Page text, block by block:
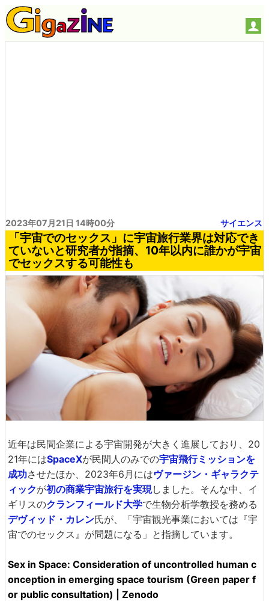
2023年07月21日 14時00分 サイエンス
「宇宙でのセックス」に宇宙旅行業界は対応でき
ていないと研究者が指摘、10年以内に誰かが宇宙
でセックスする可能性も
近年は民間企業による宇宙開発が大きく進展しており、20
21年にはSpaceXが民間人のみでの宇宙飛行ミッションを
成功させたほか、2023年6月にはヴァージン・ギャラクテ
ィックが初の商業宇宙旅行を実現しました。そんな中、イ
ギリスのクランフィールド大学で生物分析学教授を務める
デヴィッド・カレン氏が、「宇宙観光事業においては『宇
宙でのセックス』が問題になる」と指摘しています。
Sex in Space: Consideration of uncontrolled human c
onception in emerging space tourism (Green paper f
or public consultation) | Zenodo